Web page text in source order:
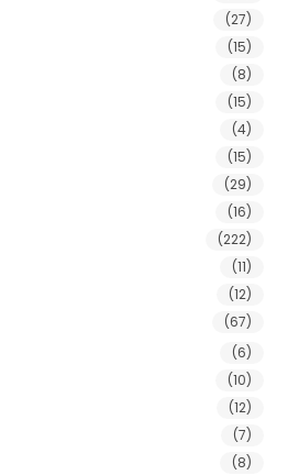
(27)
(15)
(8)
(15)
(4)
(15)
(29)
(16)
(222)
(11)
(12)
(67)
(6)
(10)
(12)
(7)
(8)